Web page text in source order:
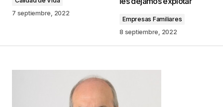
Comentario*
Your Name*
7 septiembre, 2022
Empresas Familiares
8 septiembre, 2022